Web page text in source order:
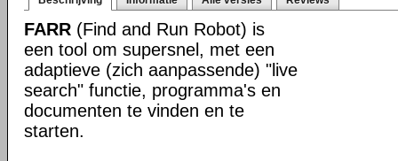
FARR (Find and Run Robot) is
een tool om supersnel, met een
adaptieve (zich aanpassende) "live
search" functie, programma's en
documenten te vinden en te
starten.